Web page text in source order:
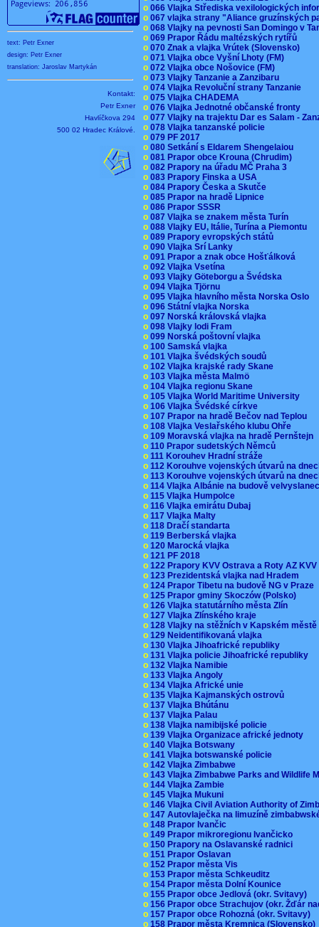
text: Petr Exner
design: Petr Exner
translation: Jaroslav Martykán
Kontakt:
Petr Exner
Havlíčkova 294
500 02 Hradec Králové.
o 066 Vlajka Střediska vexilologických
o 067 vlajka strany "Aliance gruzínských
o 068 Vlajky na pevnosti San Domingo v
o 069 Prapor Řádu maltézských rytířů
o 070 Znak a vlajka Vrútek (Slovensko)
o 071 Vlajka obce Vyšní Lhoty (FM)
o 072 Vlajka obce Nošovice (FM)
o 073 Vlajky Tanzanie a Zanzibaru
o 074 Vlajka Revoluční strany Tanzanie
o 075 Vlajka CHADEMA
o 076 Vlajka Jednotné občanské fronty
o 077 Vlajky na trajektu Dar es Salam -
o 078 Vlajka tanzanské policie
o 079 PF 2017
o 080 Setkání s Eldarem Shengelaiou
o 081 Prapor obce Krouna (Chrudim)
o 082 Prapory na úřadu MČ Praha 3
o 083 Prapory Finska a USA
o 084 Prapory Česka a Skutče
o 085 Prapor na hradě Lipnice
o 086 Prapor SSSR
o 087 Vlajka se znakem města Turín
o 088 Vlajky EU, Itálie, Turína a Piemontu
o 089 Prapory evropských států
o 090 Vlajka Srí Lanky
o 091 Prapor a znak obce Hošťálková
o 092 Vlajka Vsetína
o 093 Vlajky Göteborgu a Švédska
o 094 Vlajka Tjörnu
o 095 Vlajka hlavního města Norska Oslo
o 096 Státní vlajka Norska
o 097 Norská královská vlajka
o 098 Vlajky lodi Fram
o 099 Norská poštovní vlajka
o 100 Samská vlajka
o 101 Vlajka švédských soudů
o 102 Vlajka krajské rady Skane
o 103 Vlajka města Malmö
o 104 Vlajka regionu Skane
o 105 Vlajka World Maritime University
o 106 Vlajka Švédské církve
o 107 Prapor na hradě Bečov nad Teplou
o 108 Vlajka Veslařského klubu Ohře
o 109 Moravská vlajka na hradě Pernštejn
o 110 Prapor sudetských Němců
o 111 Korouhev Hradní stráže
o 112 Korouhve vojenských útvarů na
o 113 Korouhve vojenských útvarů na
o 114 Vlajka Albánie na budově
o 115 Vlajka Humpolce
o 116 Vlajka emirátu Dubaj
o 117 Vlajka Malty
o 118 Dračí standarta
o 119 Berberská vlajka
o 120 Marocká vlajka
o 121 PF 2018
o 122 Prapory KVV Ostrava a Roty AZ
o 123 Prezidentská vlajka nad Hradem
o 124 Prapor Tibetu na budově NG v Praze
o 125 Prapor gminy Skoczów (Polsko)
o 126 Vlajka statutárního města Zlín
o 127 Vlajka Zlínského kraje
o 128 Vlajky na stěžních v Kapském
o 129 Neidentifikovaná vlajka
o 130 Vlajka Jihoafrické republiky
o 131 Vlajka policie Jihoafrické republiky
o 132 Vlajka Namibie
o 133 Vlajka Angoly
o 134 Vlajka Africké unie
o 135 Vlajka Kajmanských ostrovů
o 137 Vlajka Bhútánu
o 137 Vlajka Palau
o 138 Vlajka namibijské policie
o 139 Vlajka Organizace africké jednoty
o 140 Vlajka Botswany
o 141 Vlajka botswanské policie
o 142 Vlajka Zimbabwe
o 143 Vlajka Zimbabwe Parks and Wildlife
o 144 Vlajka Zambie
o 145 Vlajka Mukuni
o 146 Vlajka Civil Aviation Authority of
o 147 Autovlaječka na limuzíně
o 148 Prapor Ivančic
o 149 Prapor mikroregionu Ivančicko
o 150 Prapory na Oslavanské radnici
o 151 Prapor Oslavan
o 152 Prapor města Vis
o 153 Prapor města Schkeuditz
o 154 Prapor města Dolní Kounice
o 155 Prapor obce Jedlová (okr. Svitavy)
o 156 Prapor obce Strachujov (okr. Žďár
o 157 Prapor obce Rohozná (okr. Svitavy)
o 158 Prapor města Kremnica (Slovensko)